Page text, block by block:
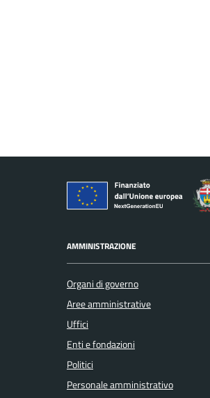
AMMINISTRAZIONE
Organi di governo
Aree amministrative
Uffici
Enti e fondazioni
Politici
Personale amministrativo